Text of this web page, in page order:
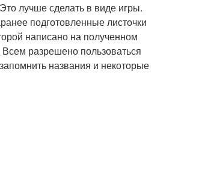
лучше сделать в виде игры.
подготовленные листочки
написано на полученном
разрешено пользоваться
названия и некоторые